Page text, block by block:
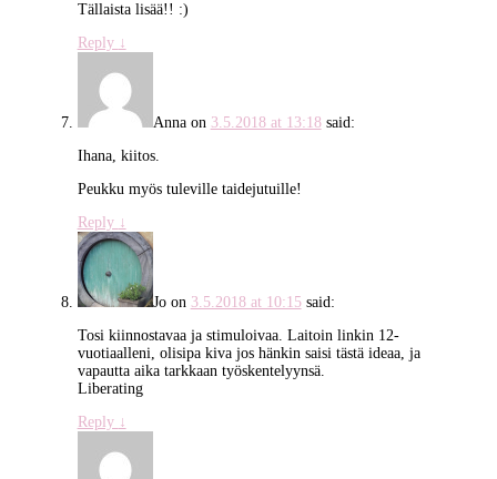
Tällaista lisää!! :)
Reply ↓
Annaon 3.5.2018 at 13:18 said:
Ihana, kiitos.
Peukku myös tuleville taidejutuille!
Reply ↓
Joon 3.5.2018 at 10:15 said:
Tosi kiinnostavaa ja stimuloivaa. Laitoin linkin 12-
vuotiaalleni, olisipa kiva jos hänkin saisi tästä ideaa, ja
vapautta aika tarkkaan työskentelyynsä.
Liberating
Reply ↓